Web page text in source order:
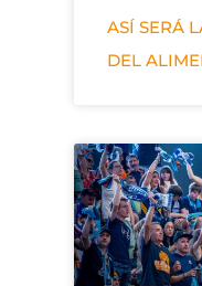
ASÍ SERÁ
DEL